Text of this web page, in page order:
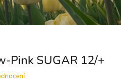
Pink SUGAR 12/+